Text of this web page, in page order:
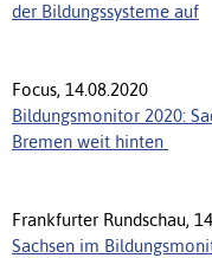
der Bildungssysteme auf
Focus, 14.08.2020
Bildungsmonitor 2020:
Bremen weit hinten
Frankfurter Rundschau,
Sachsen im